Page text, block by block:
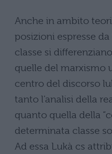
Anche in ambito
posizioni espresse
classe si
quelle del marxismo
centro del discorso
tanto l’analisi della
quanto quella della
determinata classe
Ad essa Lukà cs